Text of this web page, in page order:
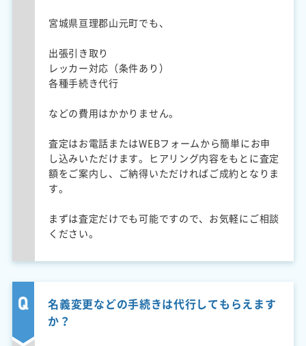
宮城県亘理郡山元町でも、
出張引き取り
レッカー対応（条件あり）
各種手続き代行
などの費用はかかりません。
査定はお電話またはWEBフォームから簡単にお申
し込みいただけます。ヒアリング内容をもとに査定
額をご案内し、ご納得いただければご成約となりま
す。
まずは査定だけでも可能ですので、お気軽にご相談
ください。
名義変更などの手続きは代行してもらえます
か？